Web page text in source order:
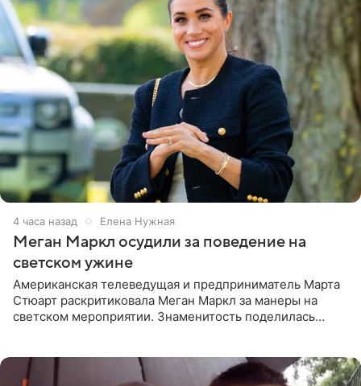
4 часа назад Елена Нужная
Меган Маркл осудили за поведение на
светском ужине
Американская телеведущая и предприниматель Марта
Стюарт раскритиковала Меган Маркл за манеры на
светском мероприятии. Знаменитость поделилась